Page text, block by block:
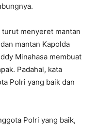
menyeret mantan
mantan Kapolda
Minahasa membuat
Padahal, kata
Polri yang baik dan
Polri yang baik,